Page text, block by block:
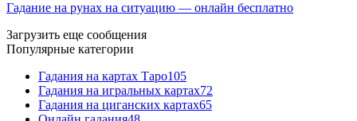
Гадание на рунах на ситуацию — онлайн бесплатно
Загрузить еще сообщения
Популярные категории
Гадания на картах Таро105
Гадания на игральных картах72
Гадания на циганских картах65